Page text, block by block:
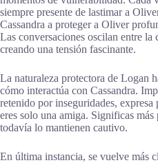
siempre presente de lastimar a
Cassandra a proteger a Oliver
Las conversaciones oscilan entre la
creando una tensión fascinante.
La naturaleza protectora de Logan
cómo interactúa con Cassandra.
retenido por inseguridades,
eres solo una amiga. Significas
todavía lo mantienen cautivo.
En última instancia, se vuelve más